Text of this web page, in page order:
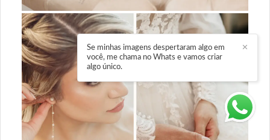
✕
Se minhas imagens despertaram algo em
você, me chama no Whats e vamos criar
algo único.